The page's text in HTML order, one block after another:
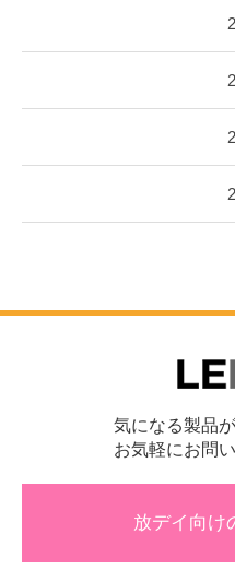
気になる製品
お気軽にお問
放デイ向け